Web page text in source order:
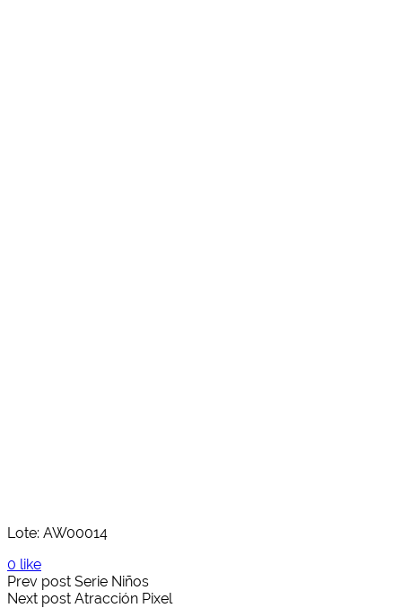
Lote: AW00014
0 like
Prev post Serie Niños
Next post Atracción Pixel